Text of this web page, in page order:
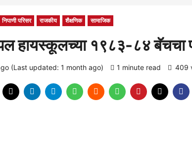
निपाणी परिसर राजकीय शैक्षणिक सामाजिक
हायस्कूलच्या १९८३-८४ बॅचचा
(Last updated: 1 month ago) 1 minute read 409